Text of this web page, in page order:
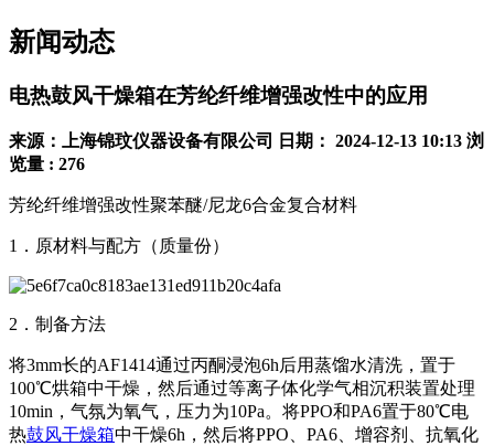
新闻动态
电热鼓风干燥箱在芳纶纤维增强改性中的应用
来源：上海锦玟仪器设备有限公司 日期： 2024-12-13 10:13 浏
览量 : 276
芳纶纤维增强改性聚苯醚/尼龙6合金复合材料
1．原材料与配方（质量份）
2．制备方法
将3mm长的AF1414通过丙酮浸泡6h后用蒸馏水清洗，置于
100℃烘箱中干燥，然后通过等离子体化学气相沉积装置处理
10min，气氛为氧气，压力为10Pa。将PPO和PA6置于80℃电
热鼓风干燥箱中干燥6h，然后将PPO、PA6、增容剂、抗氧化